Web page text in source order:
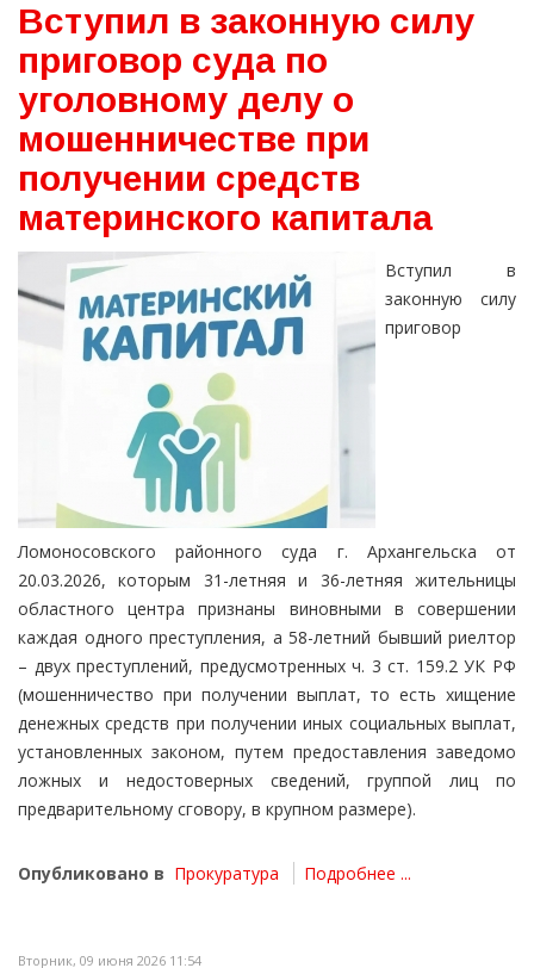
Вступил в законную силу
приговор суда по
уголовному делу о
мошенничестве при
получении средств
материнского капитала
Вступил в
законную силу
приговор
Ломоносовского районного суда г. Архангельска от
20.03.2026, которым 31-летняя и 36-летняя жительницы
областного центра признаны виновными в совершении
каждая одного преступления, а 58-летний бывший риелтор
– двух преступлений, предусмотренных ч. 3 ст. 159.2 УК РФ
(мошенничество при получении выплат, то есть хищение
денежных средств при получении иных социальных выплат,
установленных законом, путем предоставления заведомо
ложных и недостоверных сведений, группой лиц по
предварительному сговору, в крупном размере).
Опубликовано в Прокуратура Подробнее ...
Вторник, 09 июня 2026 11:54